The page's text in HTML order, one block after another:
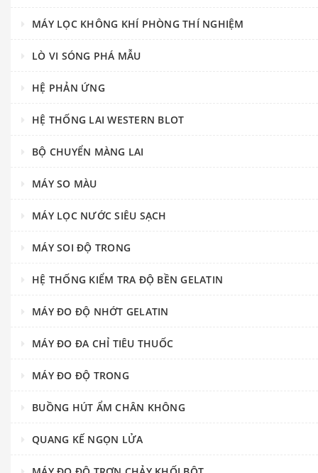
MÁY LỌC KHÔNG KHÍ PHÒNG THÍ NGHIỆM
LÒ VI SÓNG PHÁ MẪU
HỆ PHẢN ỨNG
HỆ THỐNG LAI WESTERN BLOT
BỘ CHUYỂN MÀNG LAI
MÁY SO MÀU
MÁY LỌC NƯỚC SIÊU SẠCH
MÁY SOI ĐỘ TRONG
HỆ THỐNG KIỂM TRA ĐỘ BỀN GELATIN
MÁY ĐO ĐỘ NHỚT GELATIN
MÁY ĐO ĐA CHỈ TIÊU THUỐC
MÁY ĐO ĐỘ TRONG
BUỒNG HÚT ẨM CHÂN KHÔNG
QUANG KẾ NGỌN LỬA